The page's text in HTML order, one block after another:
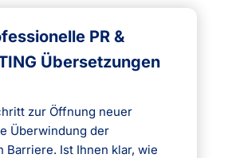
PR &
Übersetzungen
zur Öffnung neuer
Überwindung der
Barriere. Ist Ihnen klar, wie